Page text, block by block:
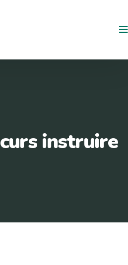
curs instruire